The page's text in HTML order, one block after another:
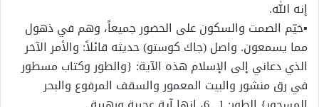
إنه الله.
▪خيّم الصمت والسكون على الحضور جميعاً، وهم في ذهول
مما يسمعون. واصل (جاك كوستو) حديثه قائلاً: والأمر الآخر
الذي دعاني إلى الإسلام هذه الآية: {والطور وكتاب مسطور
في رق منشور والبيت المعمور والسقف المرفوع والبحر